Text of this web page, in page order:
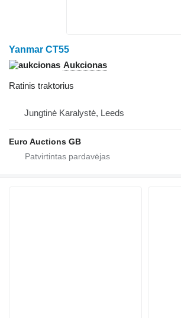
Yanmar CT55
Aukcionas
Ratinis traktorius
Jungtinė Karalystė, Leeds
Euro Auctions GB